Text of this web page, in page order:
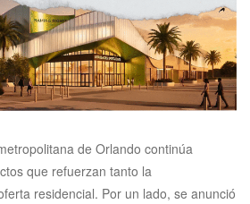
de Orlando continúa
que refuerzan tanto la
residencial. Por un lado, se anunció